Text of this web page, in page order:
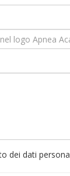
dei dati